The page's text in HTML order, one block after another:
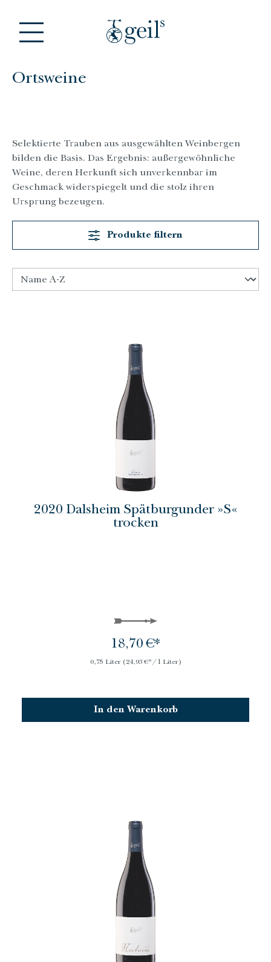
Ortsweine
Selektierte Trauben aus ausgewählten Weinbergen
bilden die Basis. Das Ergebnis: außergewöhnliche
Weine, deren Herkunft sich unverkennbar im
Geschmack widerspiegelt und die stolz ihren
Ursprung bezeugen.
Produkte filtern
2020 Dalsheim Spätburgunder »S«
trocken
18,70 €*
0,75 Liter (24,93 €*/1 Liter)
In den Warenkorb